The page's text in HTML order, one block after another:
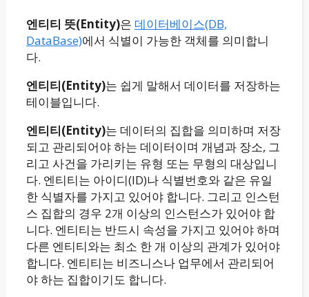
엔티티 뜻(Entity)은 데이터베이스(DB,
DataBase)에서 식별이 가능한 객체를 의미합니
다.
엔티티(Entity)는 쉽게 말해서 데이터를 저장하는
테이블입니다.
엔티티(Entity)는 데이터의 집합을 의미하며 저장
되고 관리되어야 하는 데이터이며 개념과 장소, 그
리고 사건을 가리키는 유형 또는 무형의 대상입니
다. 엔티티는 아이디(ID)나 식별번호와 같은 유일
한 식별자를 가지고 있어야 합니다. 그리고 인스턴
스 집합의 경우 2개 이상의 인스턴스가 있어야 합
니다. 엔티티는 반드시 속성을 가지고 있어야 하며
다른 엔티티와는 최소 한 개 이상의 관계가 있어야
합니다. 엔티티는 비즈니스나 업무에서 관리되어
야 하는 집합이기도 합니다.